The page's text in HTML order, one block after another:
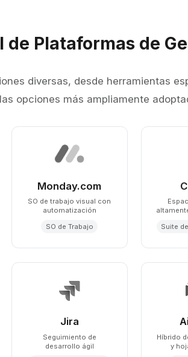
de Plataformas de
diversas, desde herramientas
opciones más ampliamente
Monday.com
SO de trabajo visual con
automatización
SO de Trabajo
Suite
Jira
Seguimiento de
desarrollo ágil
Híbrido
y